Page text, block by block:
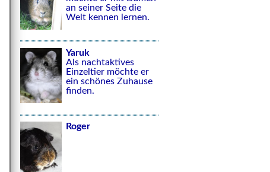
an seiner Seite die
Welt kennen lernen.
Yaruk
Als nachtaktives
Einzeltier möchte er
ein schönes Zuhause
finden.
Roger